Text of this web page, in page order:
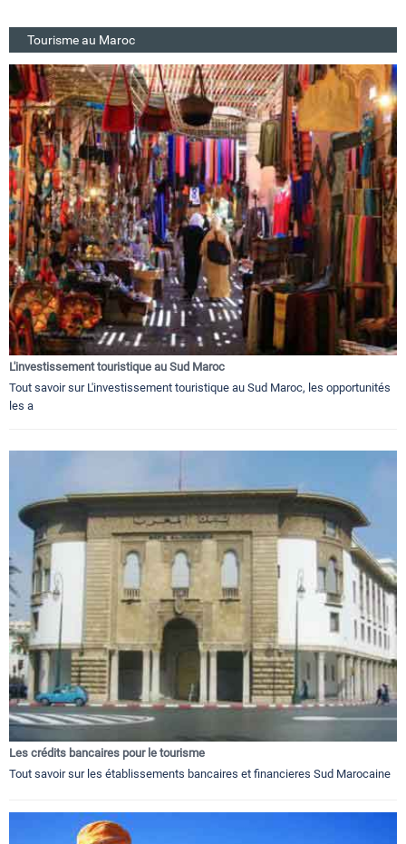
Tourisme au Maroc
L'investissement touristique au Sud Maroc
Tout savoir sur L'investissement touristique au Sud Maroc, les opportunités
les a
Les crédits bancaires pour le tourisme
Tout savoir sur les établissements bancaires et financieres Sud Marocaine